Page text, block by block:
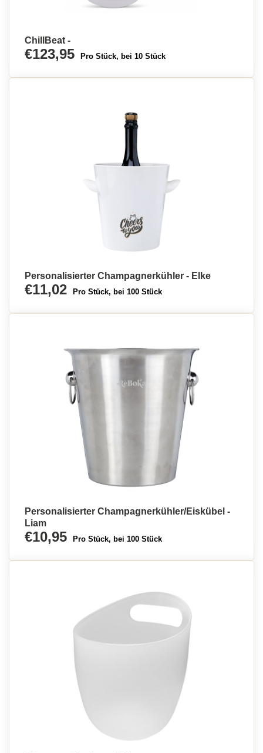
ChillBeat -
€123,95 Pro Stück, bei 10 Stück
Personalisierter Champagnerkühler - Elke
€11,02 Pro Stück, bei 100 Stück
Personalisierter Champagnerkühler/Eiskübel -
Liam
€10,95 Pro Stück, bei 100 Stück